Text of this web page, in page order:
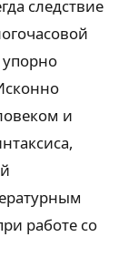
следствие
упорно
и
работе со